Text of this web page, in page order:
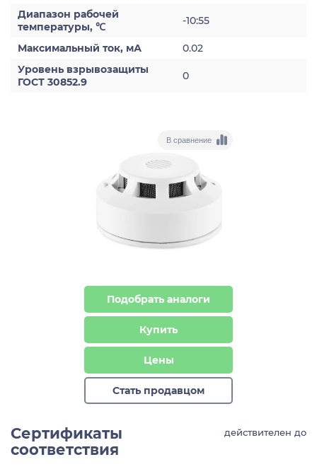
Диапазон рабочей
температуры, ℃
-10:55
Максимальный ток, мА
0.02
Уровень взрывозащиты
ГОСТ 30852.9
0
В сравнение
Подобрать аналоги
Купить
Цены
Стать продавцом
Сертификаты
соответствия
действителен до